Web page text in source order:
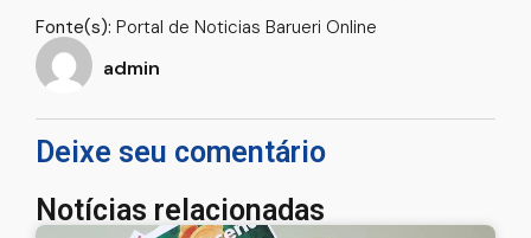
Fonte(s): Portal de Noticias Barueri Online
admin
Deixe seu comentário
Notícias relacionadas